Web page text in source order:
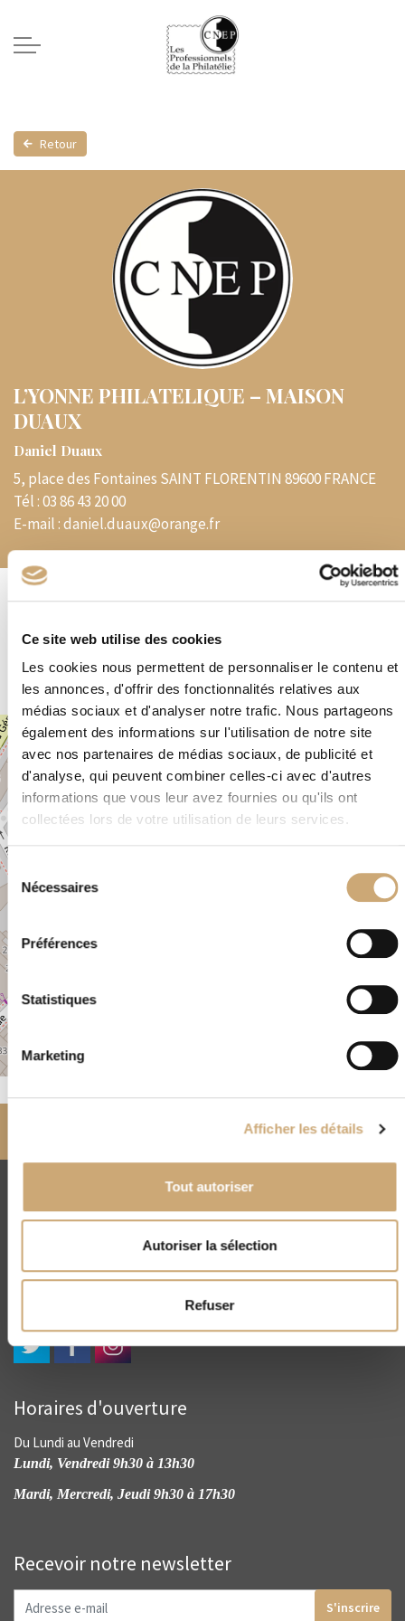
Ce site web utilise des cookies
Les cookies nous permettent de personnaliser le contenu et
les annonces, d'offrir des fonctionnalités relatives aux
médias sociaux et d'analyser notre trafic. Nous partageons
également des informations sur l'utilisation de notre site
avec nos partenaires de médias sociaux, de publicité et
d'analyse, qui peuvent combiner celles-ci avec d'autres
informations que vous leur avez fournies ou qu'ils ont
collectées lors de votre utilisation de leurs services.
Sélection
Nécessaires
Préférences
Statistiques
Marketing
Afficher les détails
Tout autoriser
Autoriser la sélection
Refuser
Retour
L’YONNE PHILATELIQUE – MAISON
DUAUX
Daniel Duaux
5, place des Fontaines SAINT FLORENTIN 89600 FRANCE
Tél :03 86 43 20 00
E-mail :daniel.duaux@orange.fr
5, place des Fontaines SAINT FLORENTIN 89600
+
−
OpenStreetMap
contact@cnep-philatelie.fr
Horaires d'ouverture
Du Lundi au Vendredi
Lundi, Vendredi 9h30 à 13h30
Mardi, Mercredi, Jeudi 9h30 à 17h30
Recevoir notre newsletter
S'inscrire